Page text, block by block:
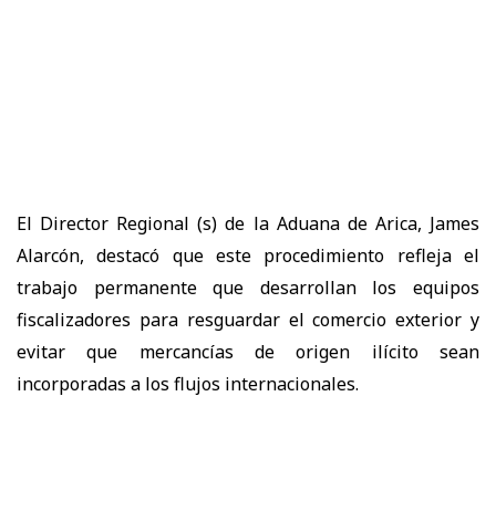
El Director Regional (s) de la Aduana de Arica, James
Alarcón, destacó que este procedimiento refleja el
trabajo permanente que desarrollan los equipos
fiscalizadores para resguardar el comercio exterior y
evitar que mercancías de origen ilícito sean
incorporadas a los flujos internacionales.